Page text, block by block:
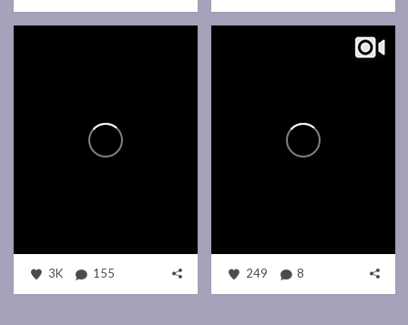
3K 155 249 8